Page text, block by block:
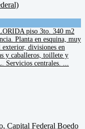
piso 3to. 340 m2
Planta en esquina, muy
exterior, divisiones en
y caballeros, toillete y
centrales. ...